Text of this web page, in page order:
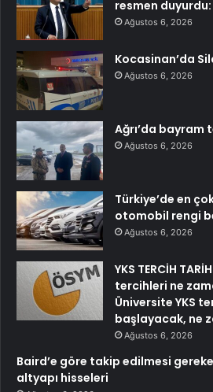
resmen
Ağustos 6, 2026
Kocasinan’da
Ağustos 6, 2026
Ağrı’da bayram
Ağustos 6, 2026
Türkiye’de en
otomobil rengi
Ağustos 6, 2026
YKS TERCİH
tercihleri ne
Üniversite YKS
başlayacak, ne
Ağustos 6, 2026
Baird’e göre takip edilmesi
altyapı hisseleri